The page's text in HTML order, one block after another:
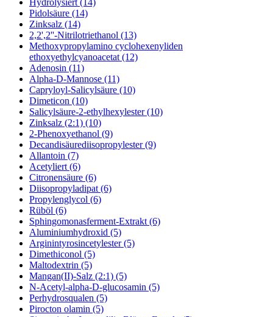
Pidolsäure (14)
Zinksalz (14)
2,2',2''-Nitrilotriethanol (13)
Methoxypropylamino cyclohexenyliden
ethoxyethylcyanoacetat (12)
Adenosin (11)
Alpha-D-Mannose (11)
Capryloyl-Salicylsäure (10)
Dimeticon (10)
Salicylsäure-2-ethylhexylester (10)
Zinksalz (2:1) (10)
2-Phenoxyethanol (9)
Decandisäurediisopropylester (9)
Allantoin (7)
Acetyliert (6)
Citronensäure (6)
Diisopropyladipat (6)
Propylenglycol (6)
Rüböl (6)
Sphingomonasferment-Extrakt (6)
Aluminiumhydroxid (5)
Arginintyrosincetylester (5)
Dimethiconol (5)
Maltodextrin (5)
Mangan(II)-Salz (2:1) (5)
N-Acetyl-alpha-D-glucosamin (5)
Perhydrosqualen (5)
Pirocton olamin (5)